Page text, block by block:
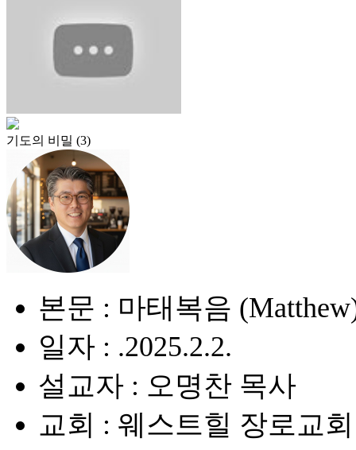
기도의 비밀 (3)
본문 : 마태복음
일자 : .2025.2.2.
설교자 : 오명찬 목사
교회 : 웨스트힐 장로교회